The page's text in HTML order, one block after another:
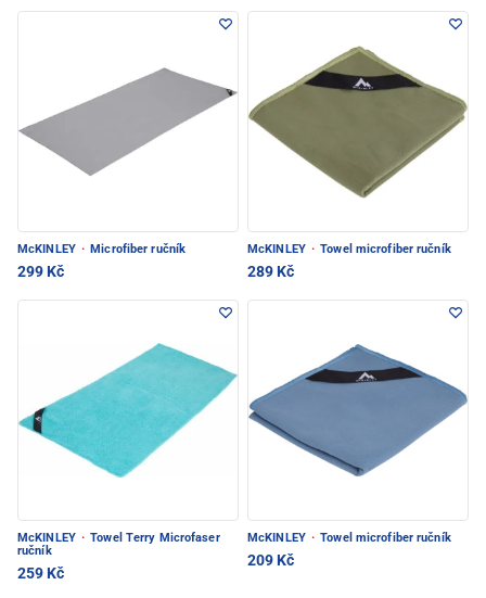
McKINLEY · Microfiber ručník
299 Kč
McKINLEY · Towel microfiber ručník
289 Kč
McKINLEY · Towel Terry Microfaser
ručník
259 Kč
McKINLEY · Towel microfiber ručník
209 Kč